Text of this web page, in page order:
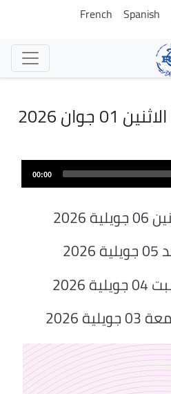
تجاوز
Spanish
French
00:00